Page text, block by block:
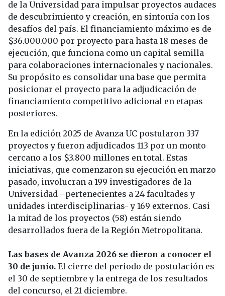
de la Universidad para impulsar proyectos audaces
de descubrimiento y creación, en sintonía con los
desafíos del país. El financiamiento máximo es de
$36.000.000 por proyecto para hasta 18 meses de
ejecución, que funciona como un capital semilla
para colaboraciones internacionales y nacionales.
Su propósito es consolidar una base que permita
posicionar el proyecto para la adjudicación de
financiamiento competitivo adicional en etapas
posteriores.
En la edición 2025 de Avanza UC postularon 337
proyectos y fueron adjudicados 113 por un monto
cercano a los $3.800 millones en total. Estas
iniciativas, que comenzaron su ejecución en marzo
pasado, involucran a 199 investigadores de la
Universidad –pertenecientes a 24 facultades y
unidades interdisciplinarias- y 169 externos. Casi
la mitad de los proyectos (58) están siendo
desarrollados fuera de la Región Metropolitana.
Las bases de Avanza 2026 se dieron a conocer el
30 de junio. El cierre del periodo de postulación es
el 30 de septiembre y la entrega de los resultados
del concurso, el 21 diciembre.